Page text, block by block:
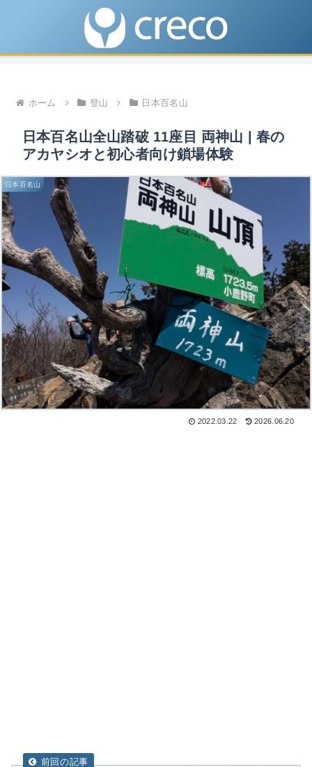
ホーム 登山 日本百名山
日本百名山全山踏破 11座目 両神山 | 春の
アカヤシオと初心者向け鎖場体験
日本百名山
2022.03.22 2026.06.20